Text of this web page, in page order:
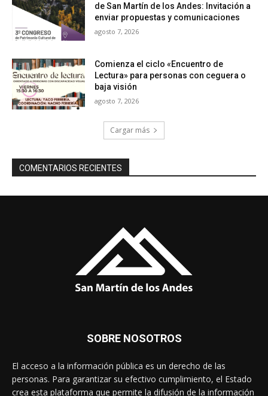
de San Martín de los Andes: Invitación a
enviar propuestas y comunicaciones
agosto 7, 2026
Comienza el ciclo «Encuentro de
Lectura» para personas con ceguera o
baja visión
agosto 7, 2026
Cargar más
COMENTARIOS RECIENTES
SOBRE NOSOTROS
El acceso a la información pública es un derecho de las
personas. Para garantizar su efectivo cumplimiento, el Estado
crea esta plataforma que permite la difusión de la información